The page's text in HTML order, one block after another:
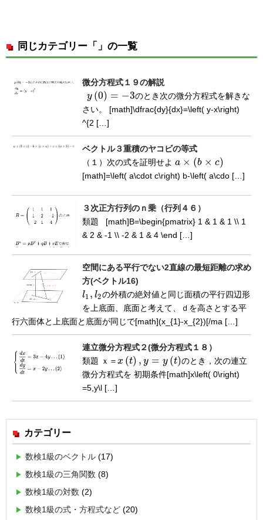
同じカテゴリー「」の一覧
微分方程式１９の解説
y (0) = −3
y( 0)=− 3
のとき次の微分方程式を解きな
さい。 [math]\dfrac{dy}{dx}=\left( y-x\right)
^{2 […]
ベクトル３重積のヤコビの等式
（１）次の式を証明せよ a × (b × c)
a×(b ×c)
[math]=\left( a\cdot c\right) b-\left( a\cdo […]
３次正方行列のｎ乗（行列４６）
類題 [math]B=\begin{pmatrix} 1 & 1 & 1 \\ 1
& 2 & -1 \\ -2 & 1 & 4 \end […]
空間にある平行でない2直線の最短距離の求め
方(ベクトル16)
l1 , l2
l1 ,l 2 の外積の絶対値と同じ面積の平行四辺形
を上底面、底面と考えて、ｄを高さとする平
行六面体と上底面と底面が同じで[math](x_{1}-x_{2})[/ma […]
連立微分方程式２(微分方程式１８）
類題 ｘ ＝x (t) , y = y (t)
ｘ ＝x( t),y = y(t )
のとき，次の連立
微分方程式を 初期条件[math]x\left( 0\right)
=5,y\l […]
カテゴリー
数検1級のベクトル (17)
数検1級の三角関数 (8)
数検1級の対数 (2)
数検1級の式・方程式など (20)